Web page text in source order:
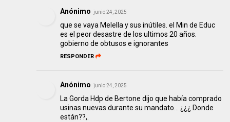
Anónimo junio 24, 2025
que se vaya Melella y sus inútiles. el Min de Educ
es el peor desastre de los ultimos 20 años.
gobierno de obtusos e ignorantes
RESPONDER
Anónimo junio 24, 2025
La Gorda Hdp de Bertone dijo que había comprado
usinas nuevas durante su mandato... ¿¿¿ Donde
están??,.